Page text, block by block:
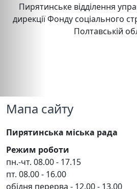
Пирятинське відділення
дирекції Фонду соціального
Полтавській
Мапа сайту
Пирятинська міська рада
Режим роботи
пн.-чт. 08.00 - 17.15
пт. 08.00 - 16.00
обідня перерва - 12.00 - 13.00